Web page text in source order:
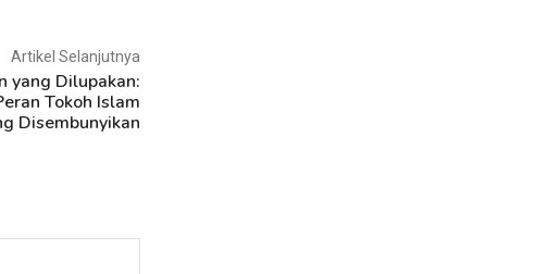
Artikel Selanjutnya
yang Dilupakan:
Tokoh Islam
Disembunyikan